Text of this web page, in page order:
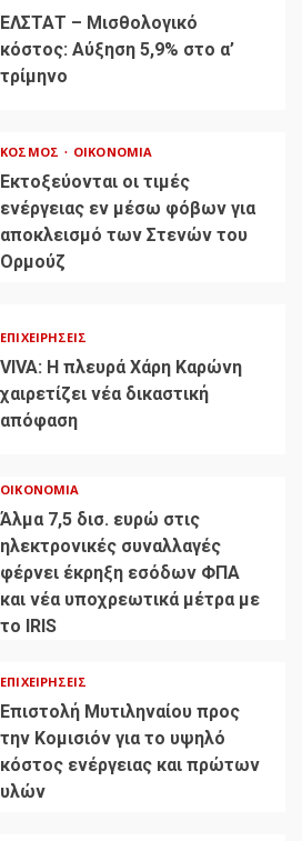
ΕΛΣΤΑΤ – Μισθολογικό
κόστος: Αύξηση 5,9% στο α’
τρίμηνο
ΚΌΣΜΟΣ ΟΙΚΟΝΟΜΊΑ
Εκτοξεύονται οι τιμές
ενέργειας εν μέσω φόβων για
αποκλεισμό των Στενών του
Ορμούζ
ΕΠΙΧΕΙΡΉΣΕΙΣ
VIVA: Η πλευρά Χάρη Καρώνη
χαιρετίζει νέα δικαστική
απόφαση
ΟΙΚΟΝΟΜΊΑ
Άλμα 7,5 δισ. ευρώ στις
ηλεκτρονικές συναλλαγές
φέρνει έκρηξη εσόδων ΦΠΑ
και νέα υποχρεωτικά μέτρα με
το IRIS
ΕΠΙΧΕΙΡΉΣΕΙΣ
Επιστολή Μυτιληναίου προς
την Κομισιόν για το υψηλό
κόστος ενέργειας και πρώτων
υλών